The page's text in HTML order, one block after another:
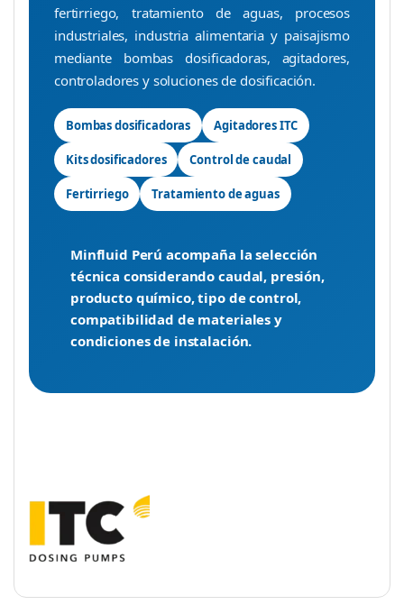
fertirriego, tratamiento de aguas, procesos
industriales, industria alimentaria y paisajismo
mediante bombas dosificadoras, agitadores,
controladores y soluciones de dosificación.
Bombas dosificadoras Agitadores ITC
Kits dosificadores Control de caudal
Fertirriego Tratamiento de aguas
Minfluid Perú acompaña la selección
técnica considerando caudal, presión,
producto químico, tipo de control,
compatibilidad de materiales y
condiciones de instalación.